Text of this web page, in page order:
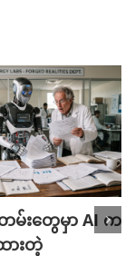
တမ်းတွေမှာ AI က
ားတဲ့